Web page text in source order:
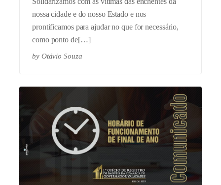
nossa cidade e do nosso Estado e nos
prontificamos para ajudar no que for necessário,
como ponto de[…]
by Otávio Souza